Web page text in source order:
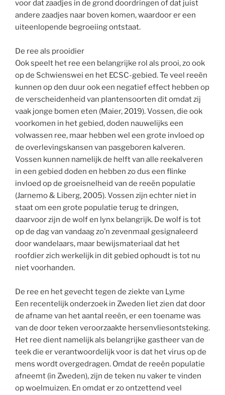
voor dat zaadjes in de grond doordringen of dat juist
andere zaadjes naar boven komen, waardoor er een
uiteenlopende begroeiing ontstaat.
De ree als prooidier
Ook speelt het ree een belangrijke rol als prooi, zo ook
op de Schwienswei en het ECSC-gebied. Te veel reeën
kunnen op den duur ook een negatief effect hebben op
de verscheidenheid van plantensoorten dit omdat zij
vaak jonge bomen eten (Maier, 2019). Vossen, die ook
voorkomen in het gebied, doden nauwelijks een
volwassen ree, maar hebben wel een grote invloed op
de overlevingskansen van pasgeboren kalveren.
Vossen kunnen namelijk de helft van alle reekalveren
in een gebied doden en hebben zo dus een flinke
invloed op de groeisnelheid van de reeën populatie
(Jarnemo & Liberg, 2005). Vossen zijn echter niet in
staat om een grote populatie terug te dringen,
daarvoor zijn de wolf en lynx belangrijk. De wolf is tot
op de dag van vandaag zo’n zevenmaal gesignaleerd
door wandelaars, maar bewijsmateriaal dat het
roofdier zich werkelijk in dit gebied ophoudt is tot nu
niet voorhanden.
De ree en het gevecht tegen de ziekte van Lyme
Een recentelijk onderzoek in Zweden liet zien dat door
de afname van het aantal reeën, er een toename was
van de door teken veroorzaakte hersenvliesontsteking.
Het ree dient namelijk als belangrijke gastheer van de
teek die er verantwoordelijk voor is dat het virus op de
mens wordt overgedragen. Omdat de reeën populatie
afneemt (in Zweden), zijn de teken nu vaker te vinden
op woelmuizen. En omdat er zo ontzettend veel